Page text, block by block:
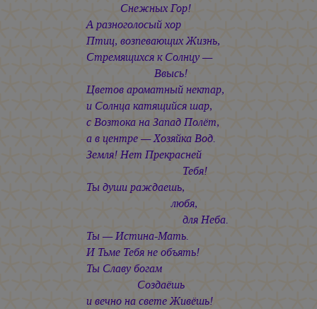
Снежных Гор!
А разноголосый хор
Птиц, возпевающих Жизнь,
Стремящихся к Солнцу —
Ввысь!
Цветов ароматный нектар,
и Солнца катящийся шар,
с Возтока на Запад Полёт,
а в центре — Хозяйка Вод.
Земля! Нет Прекрасней
Тебя!
Ты души раждаешь,
любя,
для Неба.
Ты — Истина-Мать.
И Тьме Тебя не объять!
Ты Славу богам
Создаёшь
и вечно на свете Живёшь!